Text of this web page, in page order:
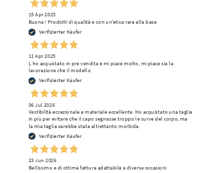
15 Apr 2025
Buona ! Prodotti di qualità e con un’etica rara alla base
Verifizierter Käufer
11 Apr 2025
L ho acquistato in pre vendita e mi piace molto, mi piace sia la
lavorazione che il modello
Verifizierter Käufer
06 Jul 2026
Vestibilità eccezionale e materiale eccellente. Ho acquistato una taglia
in più per evitare che il capo segnasse troppo le curve del corpo, ma
la mia taglia sarebbe stata altrettanto morbida.
Verifizierter Käufer
23 Jun 2026
Bellissimo e di ottima fattura adattabile a diverse occasioni